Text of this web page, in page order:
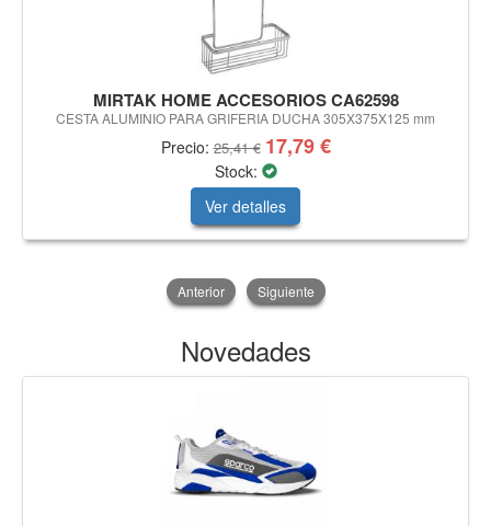
MIRTAK HOME ACCESORIOS CA62598
CESTA ALUMINIO PARA GRIFERIA DUCHA 305X375X125 mm
Precio:25,41 € 17,79 €
Stock:
Ver detalles
Anterior Siguiente
Novedades